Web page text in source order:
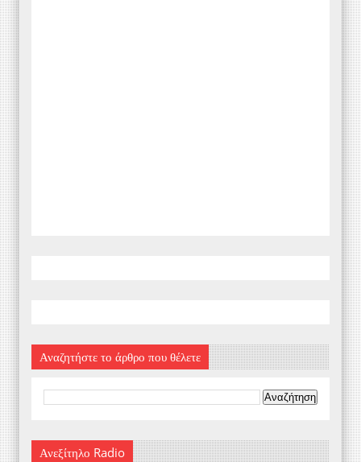
Αναζητήστε το άρθρο που θέλετε
Ανεξίτηλο Radio